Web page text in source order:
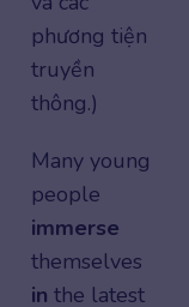
phương tiện
truyền
thông.)
Many young
people
immerse
themselves
in the latest